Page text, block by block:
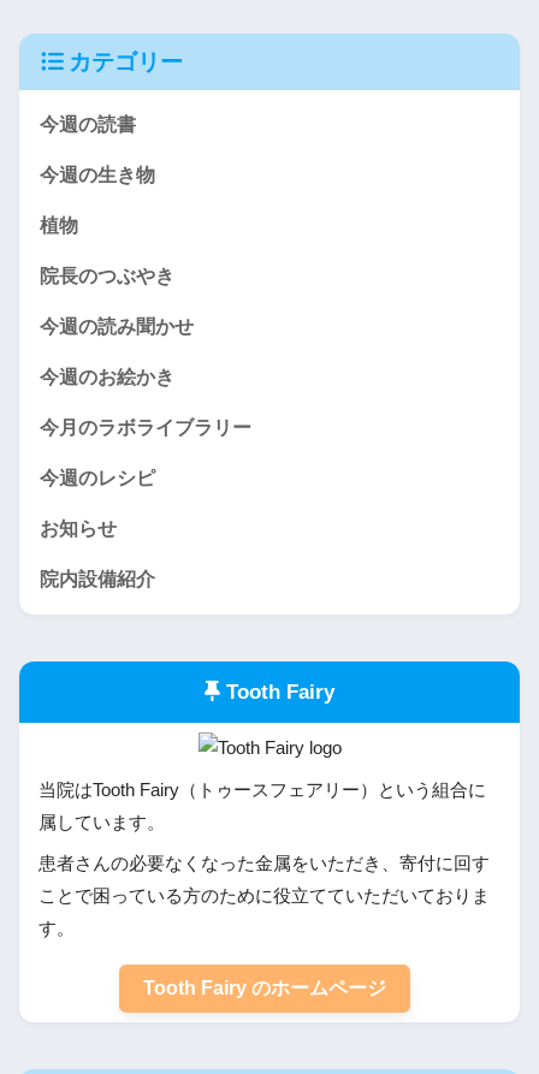
カテゴリー
今週の読書
今週の生き物
植物
院長のつぶやき
今週の読み聞かせ
今週のお絵かき
今月のラボライブラリー
今週のレシピ
お知らせ
院内設備紹介
Tooth Fairy
当院はTooth Fairy（トゥースフェアリー）という組合に
属しています。
患者さんの必要なくなった金属をいただき、寄付に回す
ことで困っている方のために役立てていただいておりま
す。
Tooth Fairy のホームページ